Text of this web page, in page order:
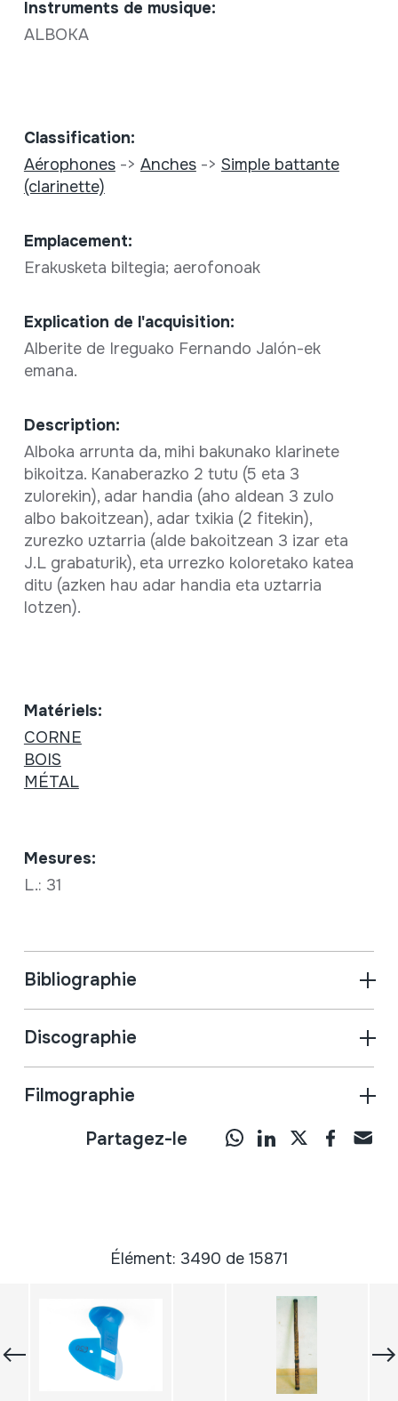
Instruments de musique:
ALBOKA
Classification:
Aérophones-> Anches-> Simple battante
(clarinette)
Emplacement:
Erakusketa biltegia; aerofonoak
Explication de l'acquisition:
Alberite de Ireguako Fernando Jalón-ek
emana.
Description:
Alboka arrunta da, mihi bakunako klarinete
bikoitza. Kanaberazko 2 tutu (5 eta 3
zulorekin), adar handia (aho aldean 3 zulo
albo bakoitzean), adar txikia (2 fitekin),
zurezko uztarria (alde bakoitzean 3 izar eta
J.L grabaturik), eta urrezko koloretako katea
ditu (azken hau adar handia eta uztarria
lotzen).
Matériels:
CORNE
BOIS
MÉTAL
Mesures:
L.: 31
Bibliographie
Discographie
Filmographie
Partagez-le
Élément: 3490 de 15871